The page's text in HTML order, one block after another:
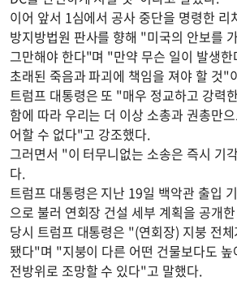
이어 앞서 1심에서 공사 중단을 명령한 리
방지방법원 판사를 향해 "미국의 안보를
그만해야 한다"며 "만약 무슨 일이 발생한
초래된 죽음과 파괴에 책임을 져야 할 것"
트럼프 대통령은 또 "매우 정교하고 강력
함에 따라 우리는 더 이상 소총과 권총만
어할 수 없다"고 강조했다.
그러면서 "이 터무니없는 소송은 즉시 기
다.
트럼프 대통령은 지난 19일 백악관 출입
으로 불러 연회장 건설 세부 계획을 공개
당시 트럼프 대통령은 "(연회장) 지붕 전
됐다"며 "지붕이 다른 어떤 건물보다도
전방위로 조망할 수 있다"고 말했다.